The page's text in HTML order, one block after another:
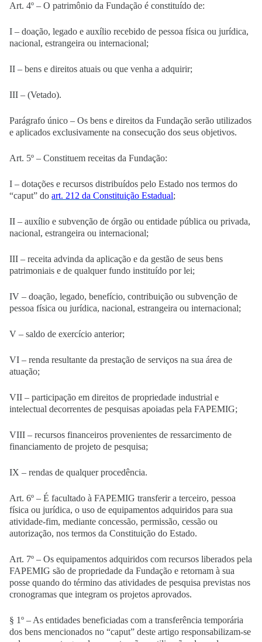
Art. 4º – O patrimônio da Fundação é constituído de:
I – doação, legado e auxílio recebido de pessoa física ou jurídica,
nacional, estrangeira ou internacional;
II – bens e direitos atuais ou que venha a adquirir;
III – (Vetado).
Parágrafo único – Os bens e direitos da Fundação serão utilizados
e aplicados exclusivamente na consecução dos seus objetivos.
Art. 5º – Constituem receitas da Fundação:
I – dotações e recursos distribuídos pelo Estado nos termos do
“caput” do art. 212 da Constituição Estadual;
II – auxílio e subvenção de órgão ou entidade pública ou privada,
nacional, estrangeira ou internacional;
III – receita advinda da aplicação e da gestão de seus bens
patrimoniais e de qualquer fundo instituído por lei;
IV – doação, legado, benefício, contribuição ou subvenção de
pessoa física ou jurídica, nacional, estrangeira ou internacional;
V – saldo de exercício anterior;
VI – renda resultante da prestação de serviços na sua área de
atuação;
VII – participação em direitos de propriedade industrial e
intelectual decorrentes de pesquisas apoiadas pela FAPEMIG;
VIII – recursos financeiros provenientes de ressarcimento de
financiamento de projeto de pesquisa;
IX – rendas de qualquer procedência.
Art. 6º – É facultado à FAPEMIG transferir a terceiro, pessoa
física ou jurídica, o uso de equipamentos adquiridos para sua
atividade-fim, mediante concessão, permissão, cessão ou
autorização, nos termos da Constituição do Estado.
Art. 7º – Os equipamentos adquiridos com recursos liberados pela
FAPEMIG são de propriedade da Fundação e retornam à sua
posse quando do término das atividades de pesquisa previstas nos
cronogramas que integram os projetos aprovados.
§ 1º – As entidades beneficiadas com a transferência temporária
dos bens mencionados no “caput” deste artigo responsabilizam-se